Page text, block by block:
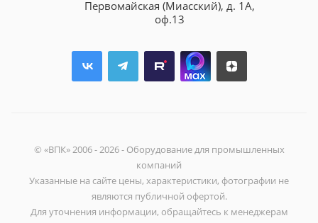
Первомайская (Миасский), д. 1А,
оф.13
© «ВПК» 2006 - 2026 - Оборудование для промышленных
компаний
Указанные на сайте цены, характеристики, фотографии не
являются публичной офертой.
Для уточнения информации, обращайтесь к менеджерам